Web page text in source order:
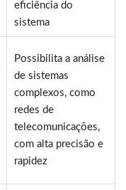
eficiência do
sistema
Possibilita a análise
de sistemas
complexos, como
redes de
telecomunicações,
com alta precisão e
rapidez